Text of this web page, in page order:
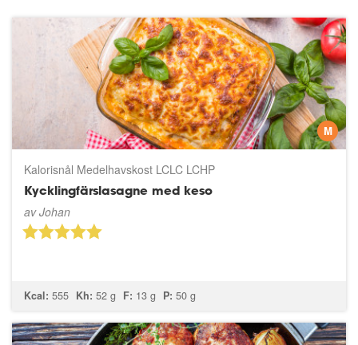
M
Kalorisnål Medelhavskost LCLC LCHP
Kycklingfärslasagne med keso
avJohan
Kcal: 555 Kh: 52 g F: 13 g P: 50 g